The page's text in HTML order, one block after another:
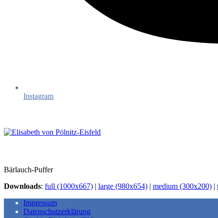
Instagram
Bärlauch-Puffer
Downloads: full (1000x667) | large (980x654) | medium (300x200) |
Impressum
Datenschutzerklärung